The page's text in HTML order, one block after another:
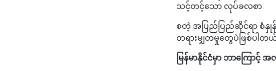
သင့်တင့်သော လုပ်ခလစာ
စတဲ့ အပြည်ပြည်ဆိုင်ရာ စံ
တရားမျှတမှုတွေပဲဖြစ်ပါတ
မြန်မာနိုင်ငံမှာ ဘာကြော